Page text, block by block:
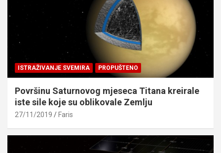
ISTRAŽIVANJE SVEMIRA PROPUŠTENO
Površinu Saturnovog mjeseca Titana kreirale
iste sile koje su oblikovale Zemlju
27/11/2019 Faris